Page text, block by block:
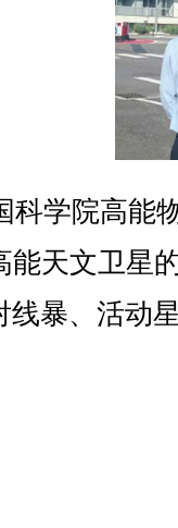
学院高能
能天文卫星
线暴、活动